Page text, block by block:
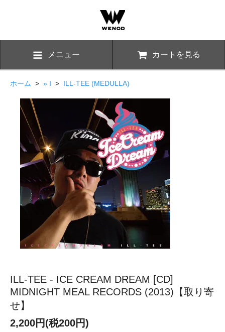
メニュー カートを見る
ホーム > » I > ILL-TEE (MEDULLA)
ILL-TEE - ICE CREAM DREAM [CD]
MIDNIGHT MEAL RECORDS (2013)【取り寄
せ】
2,200円(税200円)